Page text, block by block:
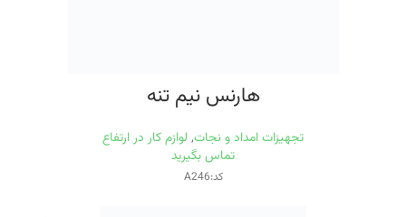
هارنس نیم تنه
تجهیزات امداد و نجات, لوازم کار در ارتفاع
تماس بگیرید
کد:A246